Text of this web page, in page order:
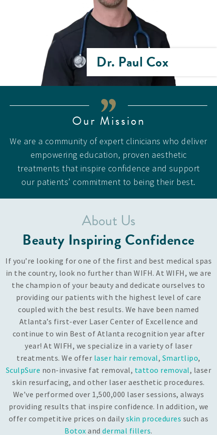
Dr. Paul Cox
Our Mission
We are a community of expert clinicians who deliver
empowering education, proven aesthetic
treatments that inspire confidence and support
our patients’ commitment to being their best.
About Us
Beauty Inspiring Confidence
If you’re looking for one of the first and best medical spas
in the country, look no further than WIFH. At WIFH, we are
the champion of your beauty and dedicate ourselves to
providing our patients with the highest level of care
coupled with the best results. We have been named
Atlanta’s first-ever Laser Center of Excellence and
continue to win Best of Atlanta recognition year after
year! At WIFH, we specialize in a variety of laser
treatments. We offer laser hair removal, Smartlipo,
SculpSure non-invasive fat removal, tattoo removal, laser
skin resurfacing, and other laser aesthetic procedures.
We’ve performed over 1,500,000 laser sessions, always
providing results that inspire confidence. In addition, we
offer competitive prices on daily skin procedures such as
Botox anddermal fillers.